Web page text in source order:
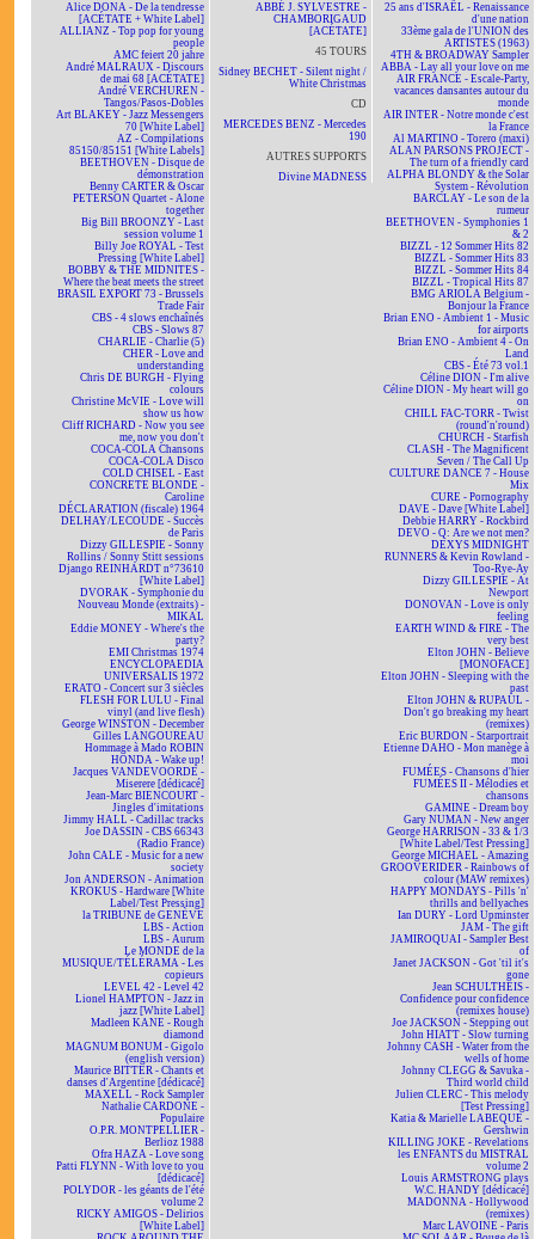
Alice DONA - De la tendresse
[ACÉTATE + White Label]
ALLIANZ - Top pop for young
people
AMC feiert 20 jahre
André MALRAUX - Discours
de mai 68 [ACÉTATE]
André VERCHUREN -
Tangos/Pasos-Dobles
Art BLAKEY - Jazz Messengers
70 [White Label]
AZ - Compilations
85150/85151 [White Labels]
BEETHOVEN - Disque de
démonstration
Benny CARTER & Oscar
PETERSON Quartet - Alone
together
Big Bill BROONZY - Last
session volume 1
Billy Joe ROYAL - Test
Pressing [White Label]
BOBBY & THE MIDNITES -
Where the beat meets the street
BRASIL EXPORT 73 - Brussels
Trade Fair
CBS - 4 slows enchaînés
CBS - Slows 87
CHARLIE - Charlie (5)
CHER - Love and
understanding
Chris DE BURGH - Flying
colours
Christine McVIE - Love will
show us how
Cliff RICHARD - Now you see
me, now you don't
COCA-COLA Chansons
COCA-COLA Disco
COLD CHISEL - East
CONCRETE BLONDE -
Caroline
DÉCLARATION (fiscale) 1964
DELHAY/LECOUDE - Succès
de Paris
Dizzy GILLESPIE - Sonny
Rollins / Sonny Stitt sessions
Django REINHARDT n°73610
[White Label]
DVORAK - Symphonie du
Nouveau Monde (extraits) -
MIKAL
Eddie MONEY - Where's the
party?
EMI Christmas 1974
ENCYCLOPAEDIA
UNIVERSALIS 1972
ERATO - Concert sur 3 siècles
FLESH FOR LULU - Final
vinyl (and live flesh)
George WINSTON - December
Gilles LANGOUREAU
Hommage à Mado ROBIN
HONDA - Wake up!
Jacques VANDEVOORDE -
Miserere [dédicacé]
Jean-Marc BIENCOURT -
Jingles d'imitations
Jimmy HALL - Cadillac tracks
Joe DASSIN - CBS 66343
(Radio France)
John CALE - Music for a new
society
Jon ANDERSON - Animation
KROKUS - Hardware [White
Label/Test Pressing]
la TRIBUNE de GENÈVE
LBS - Action
LBS - Aurum
Le MONDE de la
MUSIQUE/TÉLÉRAMA - Les
copieurs
LEVEL 42 - Level 42
Lionel HAMPTON - Jazz in
jazz [White Label]
Madleen KANE - Rough
diamond
MAGNUM BONUM - Gigolo
(english version)
Maurice BITTER - Chants et
danses d'Argentine [dédicacé]
MAXELL - Rock Sampler
Nathalie CARDONE -
Populaire
O.P.R. MONTPELLIER -
Berlioz 1988
Ofra HAZA - Love song
Patti FLYNN - With love to you
[dédicacé]
POLYDOR - les géants de l'été
volume 2
RICKY AMIGOS - Delirios
[White Label]
ABBÉ J. SYLVESTRE -
CHAMBORIGAUD
[ACÉTATE]
45 TOURS
Sidney BECHET - Silent night /
White Christmas
CD
MERCEDES BENZ - Mercedes
190
AUTRES SUPPORTS
Divine MADNESS
25 ans d'ISRAËL - Renaissance
d'une nation
33ème gala de l'UNION des
ARTISTES (1963)
4TH & BROADWAY Sampler
ABBA - Lay all your love on me
AIR FRANCE - Escale-Party,
vacances dansantes autour du
monde
AIR INTER - Notre monde c'est
la France
Al MARTINO - Torero (maxi)
ALAN PARSONS PROJECT -
The turn of a friendly card
ALPHA BLONDY & the Solar
System - Révolution
BARCLAY - Le son de la
rumeur
BEETHOVEN - Symphonies 1
& 2
BIZZL - 12 Sommer Hits 82
BIZZL - Sommer Hits 83
BIZZL - Sommer Hits 84
BIZZL - Tropical Hits 87
BMG ARIOLA Belgium -
Bonjour la France
Brian ENO - Ambient 1 - Music
for airports
Brian ENO - Ambient 4 - On
Land
CBS - Été 73 vol.1
Céline DION - I'm alive
Céline DION - My heart will go
on
CHILL FAC-TORR - Twist
(round'n'round)
CHURCH - Starfish
CLASH - The Magnificent
Seven / The Call Up
CULTURE DANCE 7 - House
Mix
CURE - Pornography
DAVE - Dave [White Label]
Debbie HARRY - Rockbird
DEVO - Q: Are we not men?
DEXYS MIDNIGHT
RUNNERS & Kevin Rowland -
Too-Rye-Ay
Dizzy GILLESPIE - At
Newport
DONOVAN - Love is only
feeling
EARTH WIND & FIRE - The
very best
Elton JOHN - Believe
[MONOFACE]
Elton JOHN - Sleeping with the
past
Elton JOHN & RUPAUL -
Don't go breaking my heart
(remixes)
Eric BURDON - Starportrait
Etienne DAHO - Mon manège à
moi
FUMÉES - Chansons d'hier
FUMÉES II - Mélodies et
chansons
GAMINE - Dream boy
Gary NUMAN - New anger
George HARRISON - 33 & 1/3
[White Label/Test Pressing]
George MICHAEL - Amazing
GROOVERIDER - Rainbows of
colour (MAW remixes)
HAPPY MONDAYS - Pills 'n'
thrills and bellyaches
Ian DURY - Lord Upminster
JAM - The gift
JAMIROQUAI - Sampler Best
of
Janet JACKSON - Got 'til it's
gone
Jean SCHULTHEIS -
Confidence pour confidence
(remixes house)
Joe JACKSON - Stepping out
John HIATT - Slow turning
Johnny CASH - Water from the
wells of home
Johnny CLEGG & Savuka -
Third world child
Julien CLERC - This melody
[Test Pressing]
Katia & Marielle LABEQUE -
Gershwin
KILLING JOKE - Revelations
les ENFANTS du MISTRAL
volume 2
Louis ARMSTRONG plays
W.C. HANDY [dédicacé]
MADONNA - Hollywood
(remixes)
Marc LAVOINE - Paris